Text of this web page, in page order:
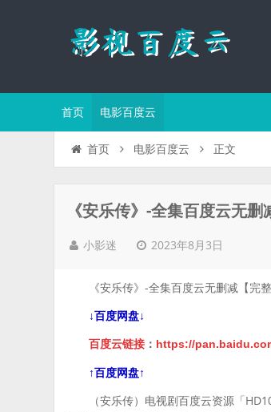
首页 电影百度云
首页 电影百度云 正文
《安乐传》-全集百度云无
小影迷 2023年8月3日
《安乐传》-全集百度云无删减【完
↓百度网盘↓
百度云链接 ： https://
↑百度网盘↑
（安乐传）电视剧百度云资源「